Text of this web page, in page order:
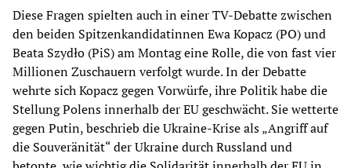
Diese Fragen spielten auch in einer TV-Debatte zwischen
den beiden Spitzenkandidatinnen Ewa Kopacz (PO) und
Beata Szydło (PiS) am Montag eine Rolle, die von fast vier
Millionen Zuschauern verfolgt wurde. In der Debatte
wehrte sich Kopacz gegen Vorwürfe, ihre Politik habe die
Stellung Polens innerhalb der EU geschwächt. Sie wetterte
gegen Putin, beschrieb die Ukraine-Krise als „Angriff auf
die Souveränität“ der Ukraine durch Russland und